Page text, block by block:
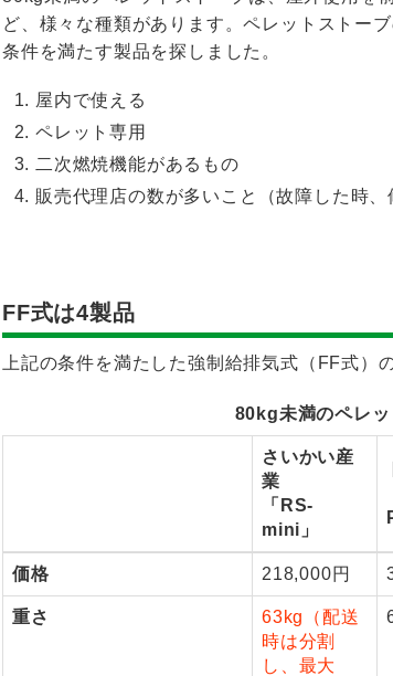
ど、様々な種類があります。ペレットストー
条件を満たす製品を探しました。
屋内で使える
ペレット専用
二次燃焼機能があるもの
販売代理店の数が多いこと（故障した時、
FF式は4製品
上記の条件を満たした強制給排気式（FF式）
80kg未満のペレ
さいかい産
業
「RS-
mini」
価格 218,000円
重さ
63kg（配送
時は分割
し、最大